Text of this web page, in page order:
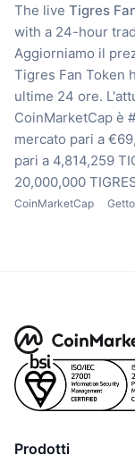
The live Tigres
with a 24-hour
Aggiorniamo il
Tigres Fan Token
ultime 24 ore.
CoinMarketCap è
mercato pari a
pari a 4,814,259
20,000,000
CoinMarketCap
Prodotti